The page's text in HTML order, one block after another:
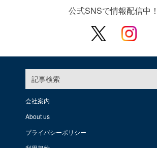
公式SNSで情報配信中！
記事検索
会社案内
About us
プライバシーポリシー